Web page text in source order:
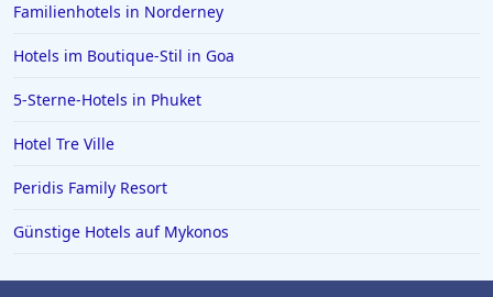
Hotels in Bad Homburg vor der Höhe
Hotels in Neuss
Hotels in Ägypten
Hotels in Varadero
Hotels in der Toskana
Hotels auf Malta
Familienhotels in Norderney
Hotels im Boutique-Stil in Goa
5-Sterne-Hotels in Phuket
Hotel Tre Ville
Peridis Family Resort
Günstige Hotels auf Mykonos